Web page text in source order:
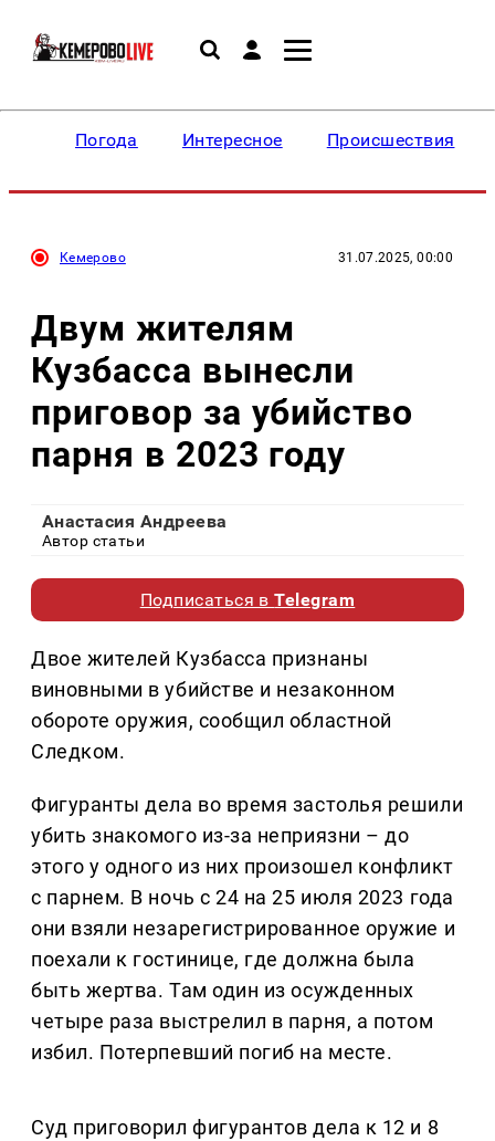
Погода Интересное Происшествия
Кемерово 31.07.2025, 00:00
Двум жителям
Кузбасса вынесли
приговор за убийство
парня в 2023 году
Анастасия Андреева
Автор статьи
Подписаться вTelegram
Двое жителей Кузбасса признаны
виновными в убийстве и незаконном
обороте оружия, сообщил областной
Следком.
Фигуранты дела во время застолья решили
убить знакомого из-за неприязни – до
этого у одного из них произошел конфликт
с парнем. В ночь с 24 на 25 июля 2023 года
они взяли незарегистрированное оружие и
поехали к гостинице, где должна была
быть жертва. Там один из осужденных
четыре раза выстрелил в парня, а потом
избил. Потерпевший погиб на месте.
Суд приговорил фигурантов дела к 12 и 8